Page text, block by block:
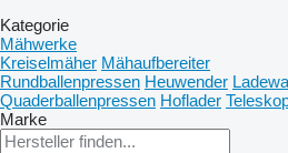
Kategorie
Mähwerke
Kreiselmäher Mähaufbereiter
Rundballenpressen Heuwender
Quaderballenpressen Hoflader
Marke